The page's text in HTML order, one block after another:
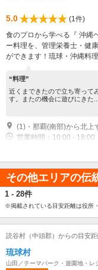
5.0
(1件)
食のプロから学べる『 沖縄
ー料理を、管理栄養士・健
ができます！琉球・沖縄料理
“料理”
近くまできたので立ち寄って
す。またの機会に遊びにきた...
営業時間：10:00 - 18:00
その他エリアの伝
1 - 28件
※掲載されている目安距離は役所
読谷村（中頭郡）からの目安
琉球村
山田／テーマパーク・遊園地・レ